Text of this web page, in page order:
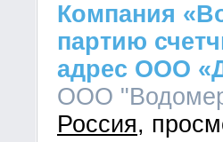
Компания
партию
адрес ООО
ООО
Россия